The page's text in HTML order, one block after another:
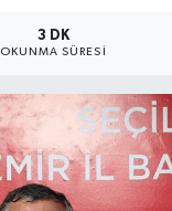
3 DK
OKUNMA SÜRESI